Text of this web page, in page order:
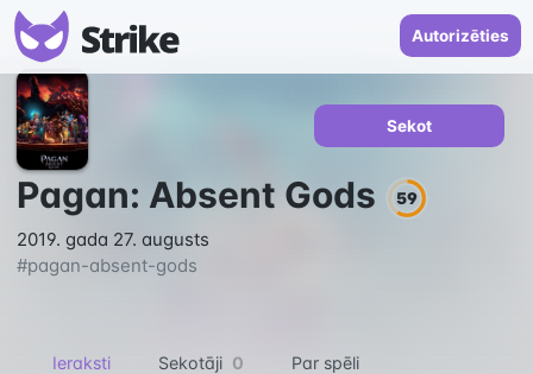
Autorizēties
Pagan: Absent Gods 59
2019. gada 27. augusts
#pagan-absent-gods
Sekot
Ieraksti Sekotāji 0 Par spēli